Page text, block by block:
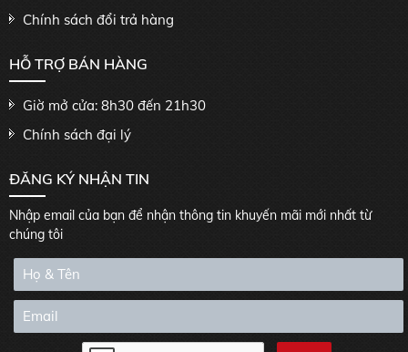
Chính sách đổi trả hàng
HỖ TRỢ BÁN HÀNG
Giờ mở cửa: 8h30 đến 21h30
Chính sách đại lý
ĐĂNG KÝ NHẬN TIN
Nhập email của bạn để nhận thông tin khuyến mãi mới nhất từ
chúng tôi